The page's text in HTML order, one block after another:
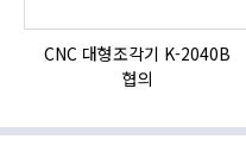
CNC 대형조각기 K-2040B
협의